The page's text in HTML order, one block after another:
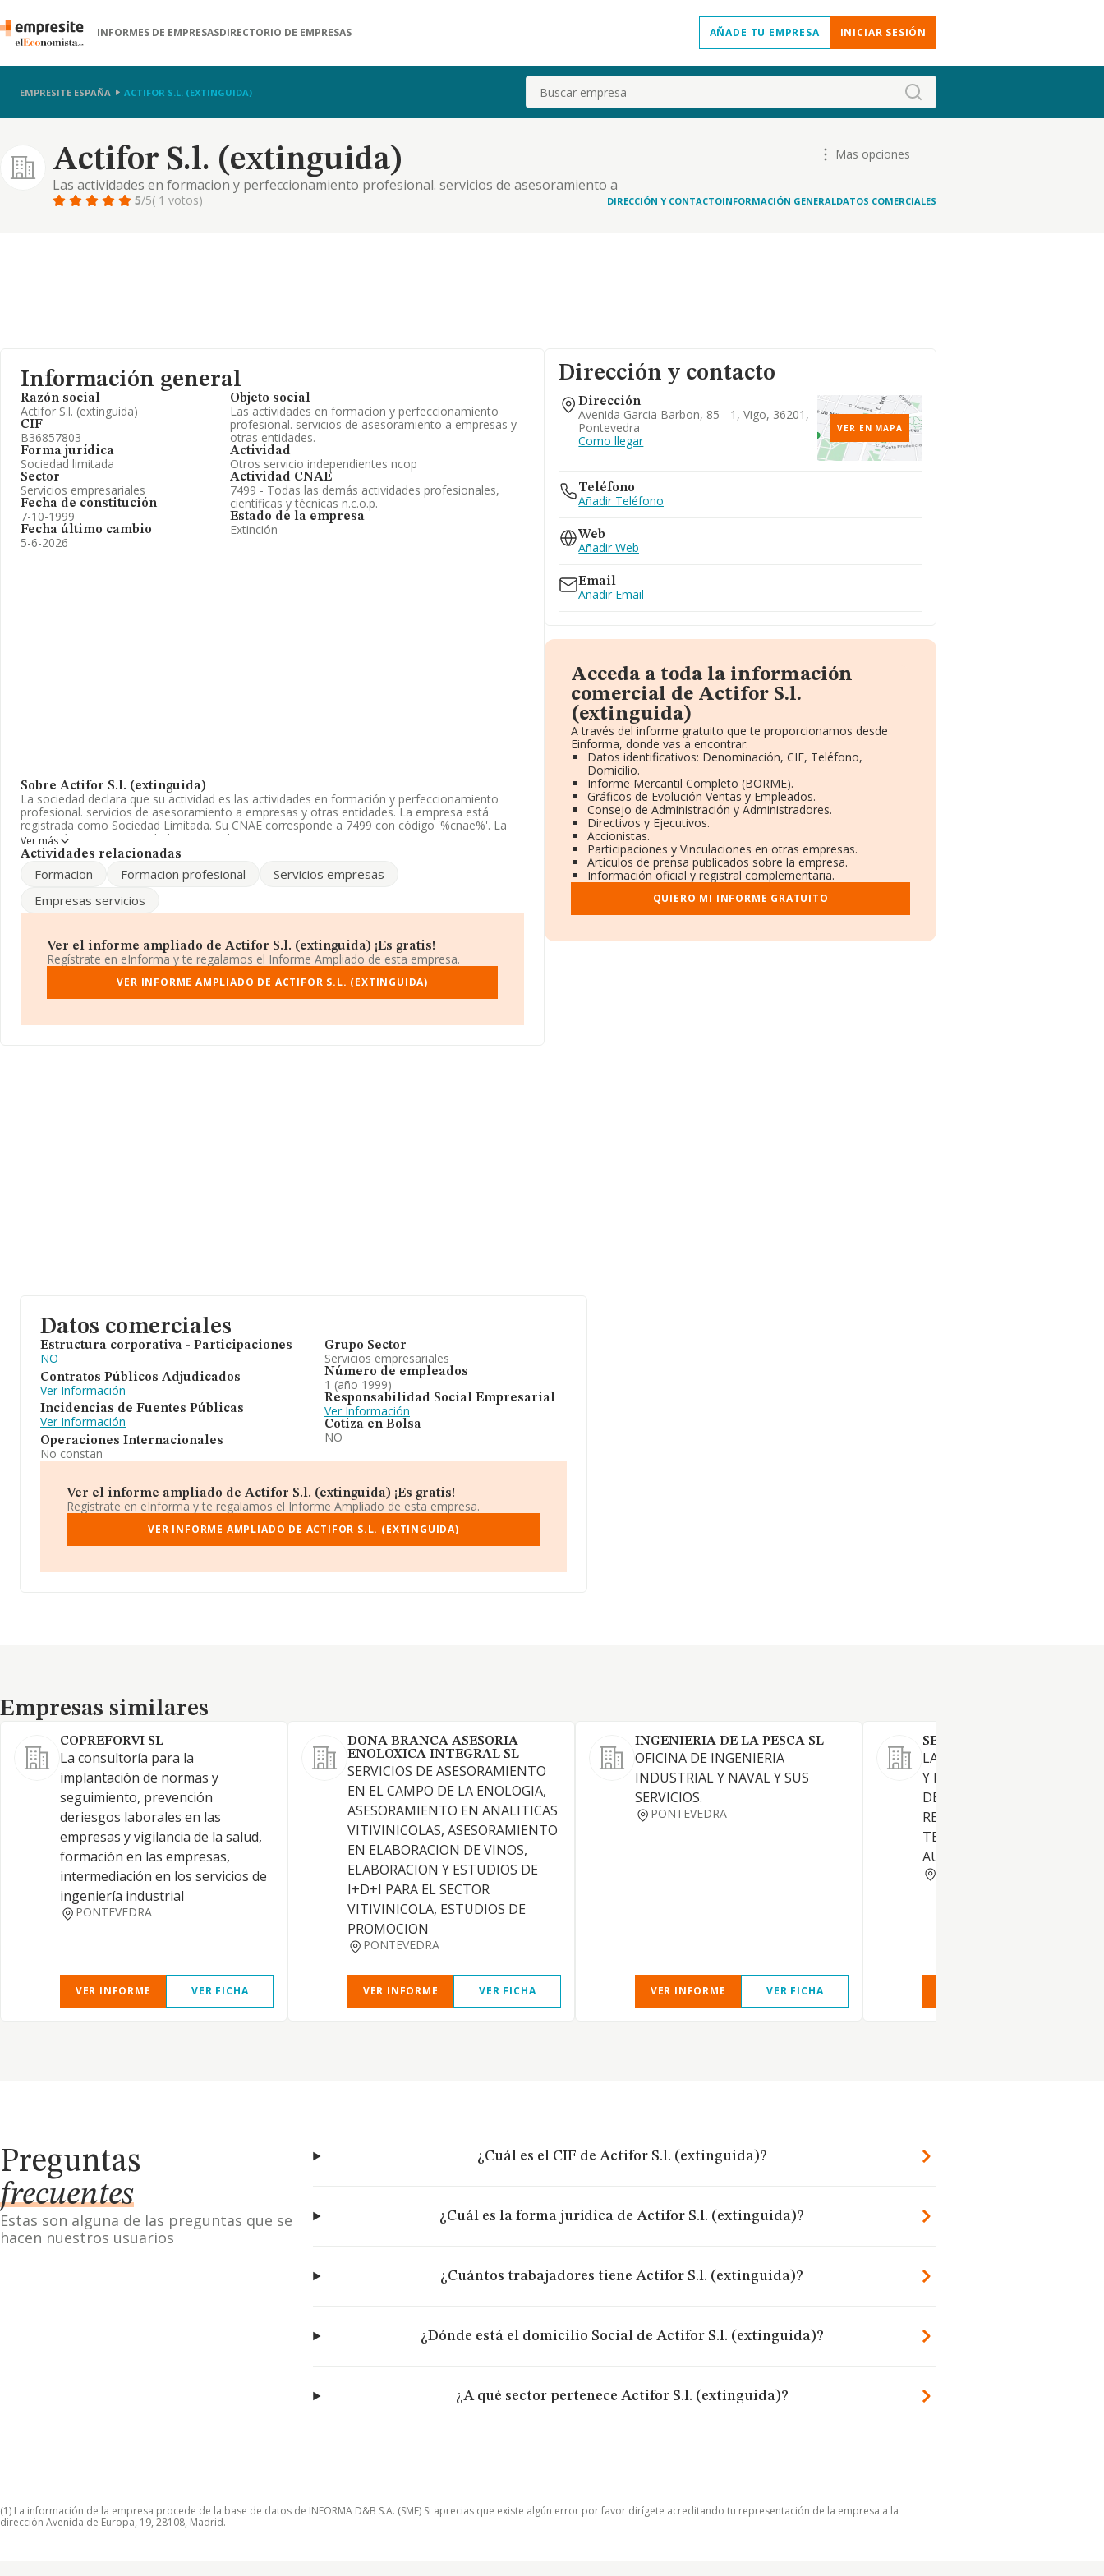
INFORMES DE EMPRESASDIRECTORIO DE EMPRESAS AÑADE TU EMPRESA INICIAR SESIÓN
EMPRESITE ESPAÑA ACTIFOR S.L. (EXTINGUIDA) Buscar
Actifor S.l. (extinguida)
Las actividades en formacion y perfeccionamiento profesional. servicios de asesoramiento a
empresas y otras entidades.
Mas opciones
5/5( 1 votos) DIRECCIÓN Y CONTACTOINFORMACIÓN GENERALDATOS COMERCIALES
Información general
Razón social
Actifor S.l. (extinguida)
CIF
B36857803
Forma jurídica
Sociedad limitada
Sector
Servicios empresariales
Fecha de constitución
7-10-1999
Fecha último cambio
5-6-2026
Objeto social
Las actividades en formacion y perfeccionamiento
profesional. servicios de asesoramiento a empresas y
otras entidades.
Actividad
Otros servicio independientes ncop
Actividad CNAE
7499 - Todas las demás actividades profesionales,
científicas y técnicas n.c.o.p.
Estado de la empresa
Extinción
Sobre Actifor S.l. (extinguida)
La sociedad declara que su actividad es las actividades en formación y perfeccionamiento
profesional. servicios de asesoramiento a empresas y otras entidades. La empresa está
registrada como Sociedad Limitada. Su CNAE corresponde a 7499 con código '%cnae%'. La
compañía no tiene actividad en mercados exteriores.
Garcia Barbon núm. 85 1, (36201), Vigo, provincia de Pontevedra, Galicia.
Con los datos a disposición de INFORMA sobre 26.323 empresas pertenecientes al sector, a
nivel nacional la facturación asciende a 11.946 millones de euros y la media entre todas las
(hablamos de Pontevedra), en la base de datos de INFORMA aparecen 343 empresas, cuyas
ventas han obtenido los 63 millones de euros. Con el fin de ampliar la información relativa a
las compañías, los empleados de media son 4; la media de antigüedad desde la constitución
Ver más
Actividades relacionadas
Formacion Formacion profesional
Servicios empresas
Empresas servicios
Ver el informe ampliado de Actifor S.l. (extinguida) ¡Es gratis!
Regístrate en eInforma y te regalamos el Informe Ampliado de esta empresa.
VER INFORME AMPLIADO DE ACTIFOR S.L. (EXTINGUIDA)
Dirección y contacto
Dirección
Avenida Garcia Barbon, 85 - 1, Vigo, 36201,
Pontevedra
Como llegar
VER EN MAPA
Teléfono
Añadir Teléfono
Web
Añadir Web
Email
Añadir Email
Acceda a toda la información
comercial de Actifor S.l.
(extinguida)
A través del informe gratuito que te proporcionamos desde
Einforma, donde vas a encontrar:
Datos identificativos: Denominación, CIF, Teléfono,
Domicilio.
Informe Mercantil Completo (BORME).
Gráficos de Evolución Ventas y Empleados.
Consejo de Administración y Administradores.
Directivos y Ejecutivos.
Accionistas.
Participaciones y Vinculaciones en otras empresas.
Artículos de prensa publicados sobre la empresa.
Información oficial y registral complementaria.
QUIERO MI INFORME GRATUITO
Datos comerciales
Estructura corporativa - Participaciones
NO
Contratos Públicos Adjudicados
Ver Información
Incidencias de Fuentes Públicas
Ver Información
Operaciones Internacionales
No constan
Grupo Sector
Servicios empresariales
Número de empleados
1 (año 1999)
Responsabilidad Social Empresarial
Ver Información
Cotiza en Bolsa
NO
Ver el informe ampliado de Actifor S.l. (extinguida) ¡Es gratis!
Regístrate en eInforma y te regalamos el Informe Ampliado de esta empresa.
VER INFORME AMPLIADO DE ACTIFOR S.L. (EXTINGUIDA)
Empresas similares
Empresas similares
COPREFORVI SL
La consultoría para la
implantación de normas y
seguimiento, prevención
deriesgos laborales en las
empresas y vigilancia de la salud,
formación en las empresas,
intermediación en los servicios de
ingeniería industrial
PONTEVEDRA
VER INFORME VER FICHA
DONA BRANCA ASESORIA
ENOLOXICA INTEGRAL SL
SERVICIOS DE ASESORAMIENTO
EN EL CAMPO DE LA ENOLOGIA,
ASESORAMIENTO EN ANALITICAS
VITIVINICOLAS, ASESORAMIENTO
EN ELABORACION DE VINOS,
ELABORACION Y ESTUDIOS DE
I+D+I PARA EL SECTOR
VITIVINICOLA, ESTUDIOS DE
PROMOCION
PONTEVEDRA
VER INFORME VER FICHA
INGENIERIA DE LA PESCA SL
OFICINA DE INGENIERIA
INDUSTRIAL Y NAVAL Y SUS
SERVICIOS.
PONTEVEDRA
VER INFORME VER FICHA
SEIJAS GABINETE
LA REALIZACION DE
Y PERITACIONES DE TODA
DE BIENES INMUEBLES Y LA
REALIZACION DE
TECNICOS DE OBRA CIVIL Y
AUTOMACION.
Preguntas
frecuentes
Estas son alguna de las preguntas que se
hacen nuestros usuarios
¿Cuál es el CIF de Actifor S.l. (extinguida)?
¿Cuál es la forma jurídica de Actifor S.l. (extinguida)?
¿Cuántos trabajadores tiene Actifor S.l. (extinguida)?
¿Dónde está el domicilio Social de Actifor S.l. (extinguida)?
¿A qué sector pertenece Actifor S.l. (extinguida)?
(1) La información de la empresa procede de la base de datos de INFORMA D&B S.A. (SME) Si aprecias que existe algún error por favor dirígete acreditando tu representación de la empresa a la
dirección Avenida de Europa, 19, 28108, Madrid.